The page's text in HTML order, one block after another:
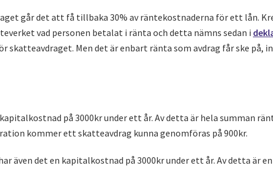
går det att få tillbaka 30% av räntekostnaderna för ett lån.
vad personen betalat i ränta och detta nämns sedan i
skatteavdraget. Men det är enbart ränta som avdrag får ske på,
på 3000kr under ett år. Av detta är hela summan
kommer ett skatteavdrag kunna genomföras på 900kr.
även det en kapitalkostnad på 3000kr under ett år. Av detta är